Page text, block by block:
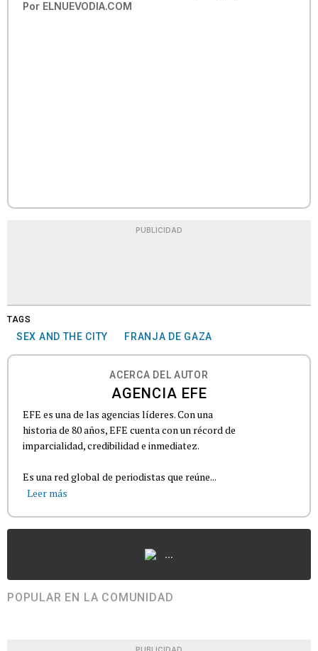
Por ELNUEVODIA.COM
PUBLICIDAD
TAGS
SEX AND THE CITY FRANJA DE GAZA
ACERCA DEL AUTOR
AGENCIA EFE
EFE es una de las agencias líderes. Con una
historia de 80 años, EFE cuenta con un récord de
imparcialidad, credibilidad e inmediatez.
Es una red global de periodistas que reúne...
Leer más
...
POPULAR EN LA COMUNIDAD